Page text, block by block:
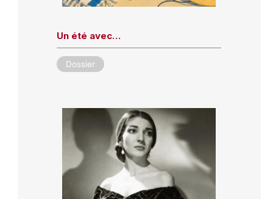
Un été avec…
Dossier